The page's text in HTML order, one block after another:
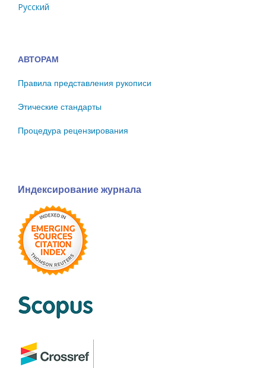
Русский
АВТОРАМ
Правила представления рукописи
Этические стандарты
Процедура рецензирования
Индексирование журнала